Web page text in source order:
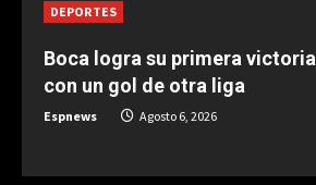
n
u
e
DEPORTES
Boca logra su primera victoria
con un gol de otra liga
Espnews Agosto 6, 2026